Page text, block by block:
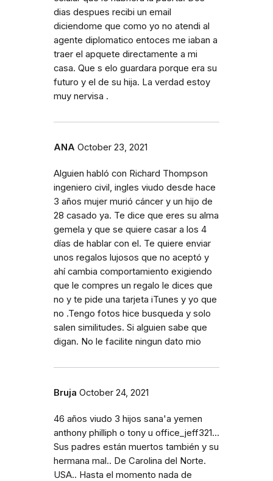
dias despues recibi un email
diciendome que como yo no atendi al
agente diplomatico entoces me iaban a
traer el apquete directamente a mi
casa. Que s elo guardara porque era su
futuro y el de su hija. La verdad estoy
muy nervisa .
ANA October 23, 2021
Alguien habló con Richard Thompson
ingeniero civil, ingles viudo desde hace
3 años mujer murió cáncer y un hijo de
28 casado ya. Te dice que eres su alma
gemela y que se quiere casar a los 4
días de hablar con el. Te quiere enviar
unos regalos lujosos que no aceptó y
ahí cambia comportamiento exigiendo
que le compres un regalo le dices que
no y te pide una tarjeta iTunes y yo que
no .Tengo fotos hice busqueda y solo
salen similitudes. Si alguien sabe que
digan. No le facilite ningun dato mio
Bruja October 24, 2021
46 años viudo 3 hijos sana'a yemen
anthony philliph o tony u office_jeff321...
Sus padres están muertos también y su
hermana mal.. De Carolina del Norte.
USA.. Hasta el momento nada de